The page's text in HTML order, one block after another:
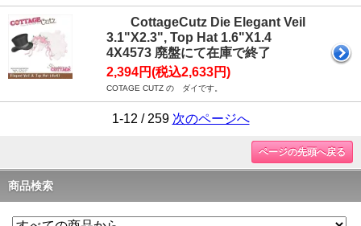
CottageCutz Die Elegant Veil
3.1"X2.3", Top Hat 1.6"X1.4
4X4573 廃盤にて在庫で終了
2,394円(税込2,633円)
COTAGE CUTZ の ダイです。
1-12 / 259 次のページへ
ページの先頭へ戻る
商品検索